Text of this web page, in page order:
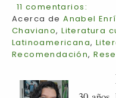
11 comentarios:
Acerca deAnabel
Chaviano,Literatura
Latinoamericana,
Recomendación,